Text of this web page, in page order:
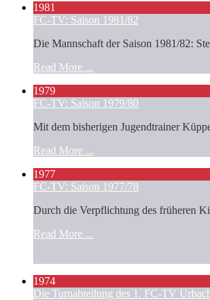
1981
FC-TV: Saison 1981/82
Die Mannschaft der Saison 1981/82:
Read More ...
1979
FC-TV: Saison 1979/80
Mit dem bisherigen Jugendtrainer
Read More ...
1977
FC-TV: Saison 1977/78
Durch die Verpflichtung des früheren
Read More ...
1974
Die Turnabteilung des 1. FC-TV